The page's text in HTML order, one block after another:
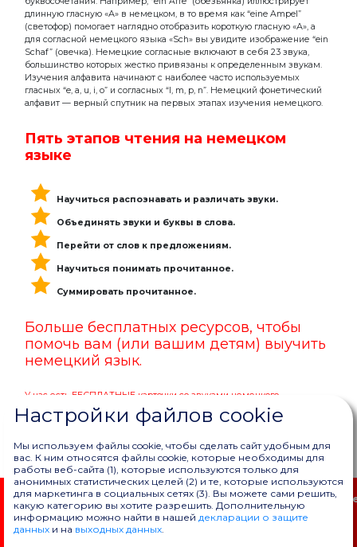
длинную гласную «А» в немецком, в то время как “eine Ampel”
(светофор) помогает наглядно отобразить короткую гласную «А», а
для согласной немецкого языка «Sch» вы увидите изображение “ein
Schaf” (овечка). Немецкие согласные включают в себя 23 звука,
большинство которых жестко привязаны к определенным звукам.
Изучения алфавита начинают с наиболее часто используемых
гласных “e, a, u, i, o” и согласных “l, m, p, n”. Немецкий фонетический
алфавит — верный спутник на первых этапах изучения немецкого.
Пять этапов чтения на немецком
языке
Научиться распознавать и различать звуки.
Объединять звуки и буквы в слова.
Перейти от слов к предложениям.
Научиться понимать прочитанное.
Суммировать прочитанное.
Больше бесплатных ресурсов, чтобы
помочь вам (или вашим детям) выучить
немецкий язык.
У нас есть БЕСПЛАТНЫЕ карточки со звуками немецкого
фонетического алфавита, и мы хотели бы поделиться ими с вами!
Скачать сейчас
Продукти
eKidz.AI
Для учителей
Для родителей
Исследования
Аналитические
документы
Научные
Компания
Политика
конфиденциальности
на нас
Настройки файлов cookie
Мы используем файлы cookie, чтобы сделать сайт удобным для
вас. К ним относятся файлы cookie, которые необходимы для
работы веб-сайта (1), которые используются только для
анонимных статистических целей (2) и те, которые используются
для маркетинга в социальных сетях (3). Вы можете сами решить,
какую категорию вы хотите разрешить. Дополнительную
информацию можно найти в нашей декларации о защите
данных и на выходных данных.